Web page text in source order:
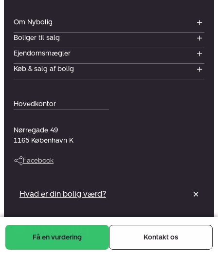
Få en vurdering Kontakt os
Hovedkontor
Nørregade 49
1165 København K
Facebook
Om Nybolig
Boliger til salg
Ejendomsmægler
Køb & salg af bolig
Vi er en del af et foreningsejet selskab
Læs mere
Hvad er din bolig værd? ✕